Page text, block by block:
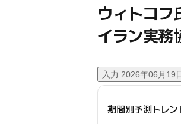
ウィトコフ
イラン実務
入力 2026年06月19
期間別予測トレン